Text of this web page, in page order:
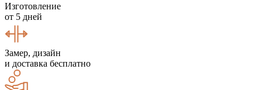
Изготовление
от 5 дней
Замер, дизайн
и доставка бесплатно